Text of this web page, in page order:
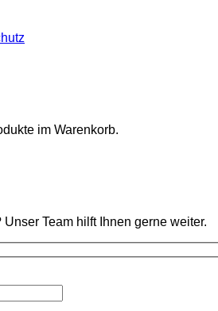
im Warenkorb.
Team hilft Ihnen gerne weiter.